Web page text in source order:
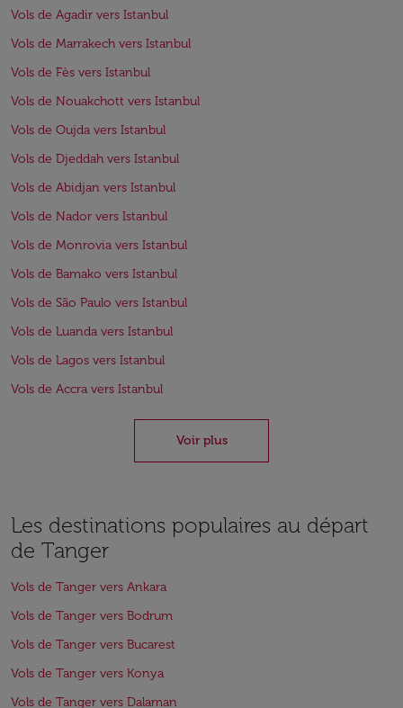
Vols de Agadir vers Istanbul
Vols de Marrakech vers Istanbul
Vols de Fès vers Istanbul
Vols de Nouakchott vers Istanbul
Vols de Oujda vers Istanbul
Vols de Djeddah vers Istanbul
Vols de Abidjan vers Istanbul
Vols de Nador vers Istanbul
Vols de Monrovia vers Istanbul
Vols de Bamako vers Istanbul
Vols de São Paulo vers Istanbul
Vols de Luanda vers Istanbul
Vols de Lagos vers Istanbul
Vols de Accra vers Istanbul
Voir plus
Les destinations populaires au départ
de Tanger
Vols de Tanger vers Ankara
Vols de Tanger vers Bodrum
Vols de Tanger vers Bucarest
Vols de Tanger vers Konya
Vols de Tanger vers Dalaman